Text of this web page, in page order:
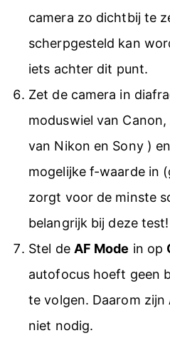
camera zo dichtbij te
scherpgesteld kan
iets achter dit punt.
Zet de camera in
moduswiel van Canon,
van Nikon en Sony )
mogelijke f-waarde in
zorgt voor de minste
belangrijk bij deze test!
Stel de AF Mode in op
autofocus hoeft geen
te volgen. Daarom zijn
niet nodig.